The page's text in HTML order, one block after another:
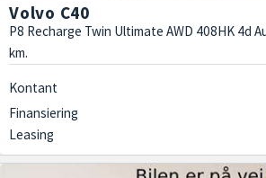
Volvo C40
P8 Recharge Twin Ultimate AWD 408HK 4d
km.
Kontant
Finansiering
Leasing